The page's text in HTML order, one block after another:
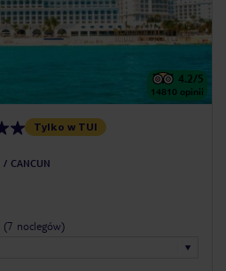
4.2/5
14810 opinii
Tylko w TUI
CANCUN
(7 noclegów)